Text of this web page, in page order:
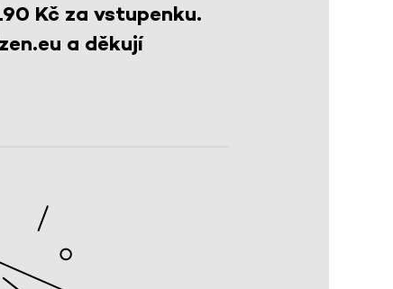
Kč za vstupenku.
a děkují